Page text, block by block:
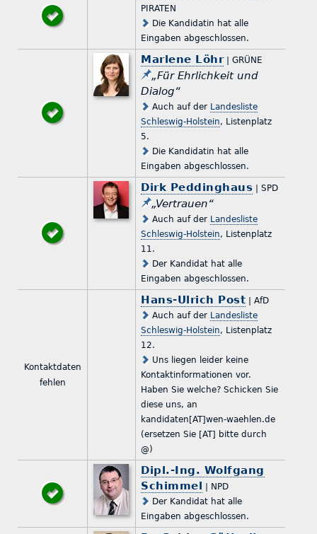
PIRATEN
Die Kandidatin hat alle
Eingaben abgeschlossen.
Marlene Löhr| GRÜNE
„Für Ehrlichkeit und
Dialog“
Auch auf der Landesliste
Schleswig-Holstein, Listenplatz
5.
Die Kandidatin hat alle
Eingaben abgeschlossen.
Dirk Peddinghaus | SPD
„Vertrauen“
Auch auf der Landesliste
Schleswig-Holstein, Listenplatz
11.
Der Kandidat hat alle
Eingaben abgeschlossen.
Kontaktdaten
fehlen
Hans-Ulrich Post | AfD
Auch auf der Landesliste
Schleswig-Holstein, Listenplatz
12.
Uns liegen leider keine
Kontaktinformationen vor.
Haben Sie welche? Schicken Sie
diese uns, an
kandidaten[AT]wen-waehlen.de
(ersetzen Sie [AT] bitte durch
@)
Dipl.-Ing. Wolfgang
Schimmel | NPD
Der Kandidat hat alle
Eingaben abgeschlossen.